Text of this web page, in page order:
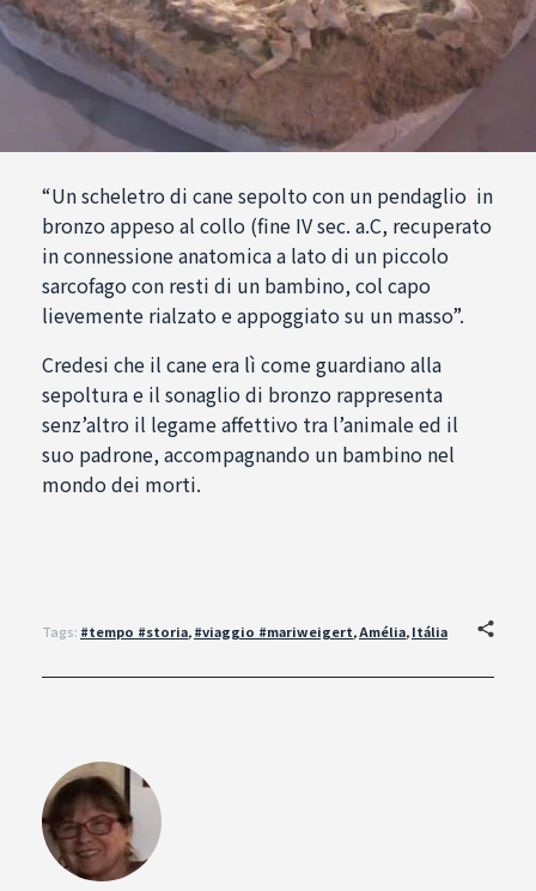
“Un scheletro di cane sepolto con un pendaglio in
bronzo appeso al collo (fine IV sec. a.C, recuperato
in connessione anatomica a lato di un piccolo
sarcofago con resti di un bambino, col capo
lievemente rialzato e appoggiato su un masso”.
Credesi che il cane era lì come guardiano alla
sepoltura e il sonaglio di bronzo rappresenta
senz’altro il legame affettivo tra l’animale ed il
suo padrone, accompagnando un bambino nel
mondo dei morti.
Tags: #tempo #storia,#viaggio #mariweigert,Amélia,Itália